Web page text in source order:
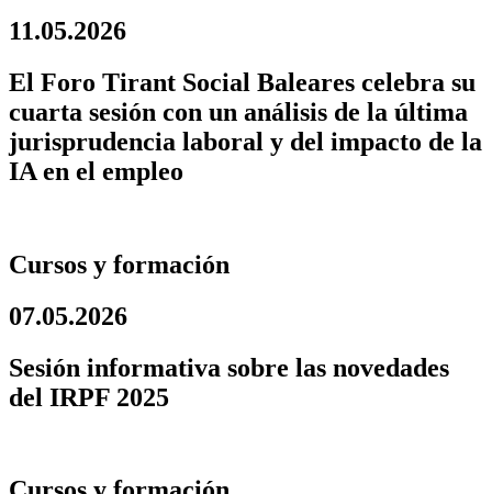
11.05.2026
El Foro Tirant Social Baleares celebra su
cuarta sesión con un análisis de la última
jurisprudencia laboral y del impacto de la
IA en el empleo
Cursos y formación
07.05.2026
Sesión informativa sobre las novedades
del IRPF 2025